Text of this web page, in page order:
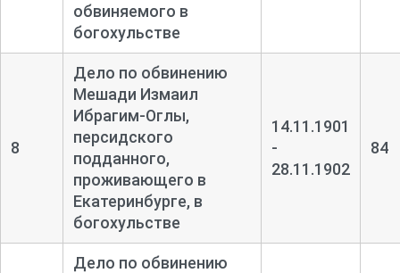
обвиняемого в
богохульстве
8
Дело по обвинению
Мешади Измаил
Ибрагим-Оглы,
персидского
подданного,
проживающего в
Екатеринбурге, в
богохульстве
14.11.1901
-
28.11.1902
84
Дело по обвинению